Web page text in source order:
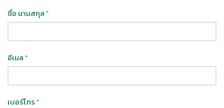
ชื่อ นามสกุล *
อีเมล *
เบอร์โทร *